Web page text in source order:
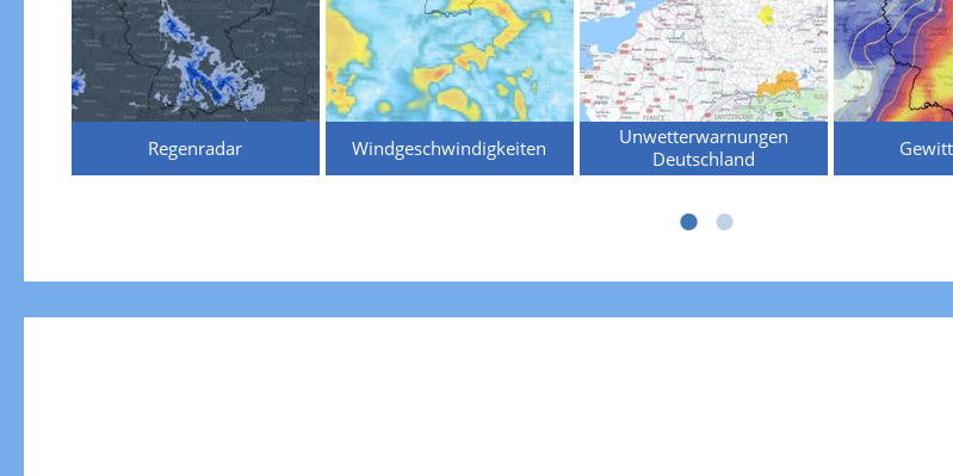
Regenradar Windgeschwindigkeiten
Unwetterwarnungen
Deutschland